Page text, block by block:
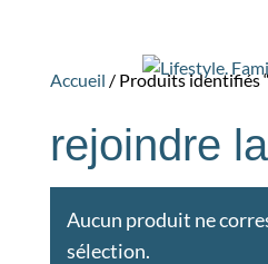
Accueil / Produits identifiés
rejoindre
Aucun produit ne
sélection.